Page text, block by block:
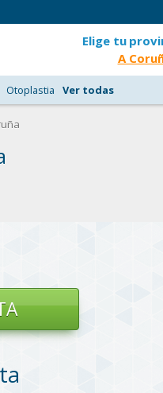
Elige tu
A
Otoplastia Ver todas